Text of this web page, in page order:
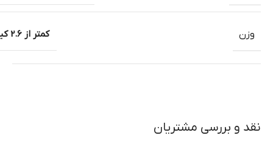
وزن کمتر از 2.6 کیلوگرم
نقد و بررسی مشتریان